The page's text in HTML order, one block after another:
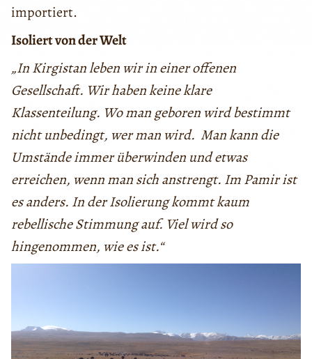
importiert.
Isoliert von der Welt
„In Kirgistan leben wir in einer offenen
Gesellschaft. Wir haben keine klare
Klassenteilung. Wo man geboren wird bestimmt
nicht unbedingt, wer man wird. Man kann die
Umstände immer überwinden und etwas
erreichen, wenn man sich anstrengt. Im Pamir ist
es anders. In der Isolierung kommt kaum
rebellische Stimmung auf. Viel wird so
hingenommen, wie es ist.“